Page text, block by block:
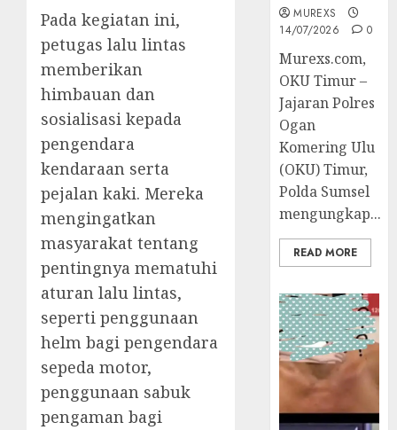
Pada kegiatan ini,
petugas lalu lintas
memberikan
himbauan dan
sosialisasi kepada
pengendara
kendaraan serta
pejalan kaki. Mereka
mengingatkan
masyarakat tentang
pentingnya mematuhi
aturan lalu lintas,
seperti penggunaan
helm bagi pengendara
sepeda motor,
penggunaan sabuk
pengaman bagi
MUREXS
14/07/2026
0
Murexs.com,
OKU Timur –
Jajaran Polres
Ogan
Komering Ulu
(OKU) Timur,
Polda Sumsel
mengungkap...
READ MORE